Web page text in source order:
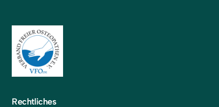
Rechtliches